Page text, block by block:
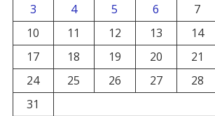
3
4 5 6 7
10
11 12 13 14
17
18 19 20 21
24
25 26 27 28
31